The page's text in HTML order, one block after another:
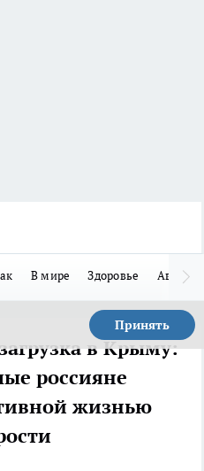
В мире Здоровье Авто
Принять
в Крыму:
россияне
жизнью